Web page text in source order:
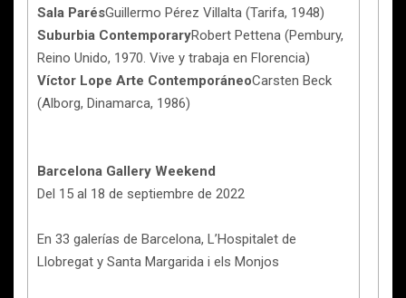
Sala ParésGuillermo Pérez Villalta (Tarifa, 1948)
Suburbia ContemporaryRobert Pettena (Pembury,
Reino Unido, 1970. Vive y trabaja en Florencia)
Víctor Lope Arte ContemporáneoCarsten Beck
(Alborg, Dinamarca, 1986)
Barcelona Gallery Weekend
Del 15 al 18 de septiembre de 2022
En 33 galerías de Barcelona, L’Hospitalet de
Llobregat y Santa Margarida i els Monjos